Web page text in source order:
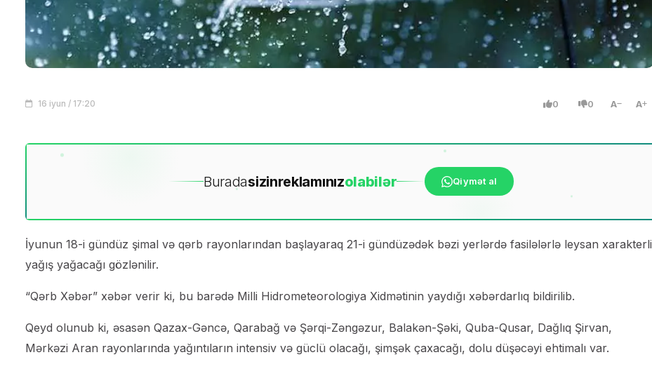
16 iyun / 17:20 0 0 A A
Buradasizinreklamınızolabilər Qiymət al
İyunun 18-i gündüz şimal və qərb rayonlarından başlayaraq 21-i gündüzədək bəzi yerlərdə fasilələrlə leysan xarakterli
yağış yağacağı gözlənilir.
“Qərb Xəbər” xəbər verir ki, bu barədə Milli Hidrometeorologiya Xidmətinin yaydığı xəbərdarlıq bildirilib.
Qeyd olunub ki, əsasən Qazax-Gəncə, Qarabağ və Şərqi-Zəngəzur, Balakən-Şəki, Quba-Qusar, Dağlıq Şirvan,
Mərkəzi Aran rayonlarında yağıntıların intensiv və güclü olacağı, şimşək çaxacağı, dolu düşəcəyi ehtimalı var.